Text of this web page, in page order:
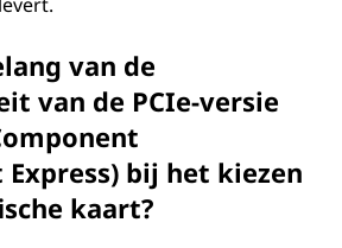
van de
van de PCIe-versie
bij het kiezen
kaart?